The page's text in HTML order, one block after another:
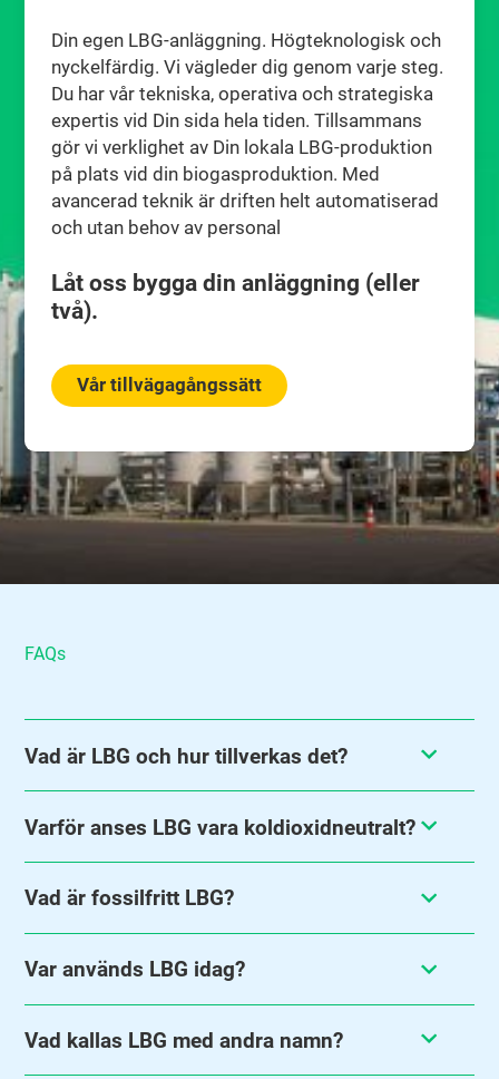
Din egen LBG-anläggning. Högteknologisk och
nyckelfärdig. Vi vägleder dig genom varje steg.
Du har vår tekniska, operativa och strategiska
expertis vid Din sida hela tiden. Tillsammans
gör vi verklighet av Din lokala LBG-produktion
på plats vid din biogasproduktion. Med
avancerad teknik är driften helt automatiserad
och utan behov av personal
Låt oss bygga din anläggning (eller
två).
Vår tillvägagångssätt
FAQs
Vad är LBG och hur tillverkas det?
Varför anses LBG vara koldioxidneutralt?
Vad är fossilfritt LBG?
Var används LBG idag?
Vad kallas LBG med andra namn?